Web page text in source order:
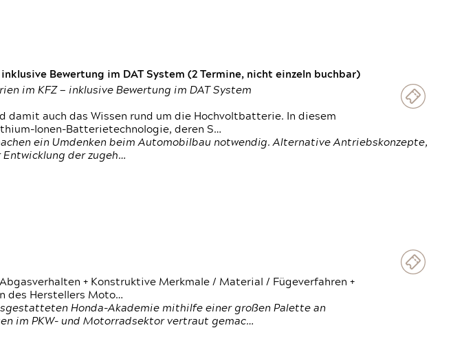
Bewertung im DAT System (2 Termine, nicht einzeln buchbar)
im KFZ — inklusive Bewertung im DAT System
damit auch das Wissen rund um die Hochvoltbatterie. In diesem
Ionen-Batterietechnologie, deren S…
ein Umdenken beim Automobilbau notwendig. Alternative Antriebskonzepte,
der zugeh…
+ Konstruktive Merkmale / Material / Fügeverfahren +
des Herstellers Moto…
Honda-Akademie mithilfe einer großen Palette an
im PKW- und Motorradsektor vertraut gemac…